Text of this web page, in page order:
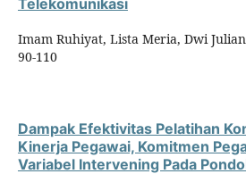
Imam Ruhiyat, Lista Meria, Dwi
90-110
Dampak Efektivitas Pelatihan
Kinerja Pegawai, Komitmen
Variabel Intervening Pada